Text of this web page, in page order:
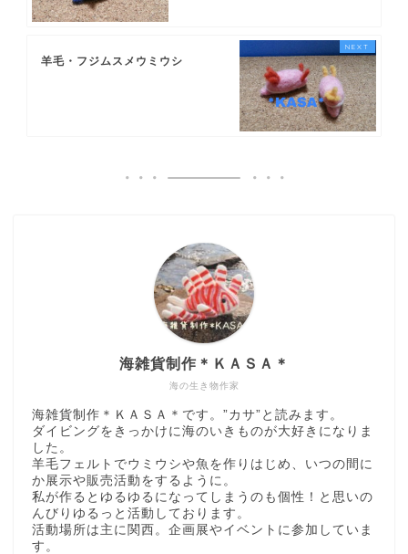
羊毛・フジムスメウミウシ
海の生き物作家
海雑貨制作＊ＫＡＳＡ＊
海雑貨制作＊ＫＡＳＡ＊です。”カサ”と読みます。
ダイビングをきっかけに海のいきものが大好きになりま
した。
羊毛フェルトでウミウシや魚を作りはじめ、いつの間に
か展示や販売活動をするように。
私が作るとゆるゆるになってしまうのも個性！と思いの
んびりゆるっと活動しております。
活動場所は主に関西。企画展やイベントに参加していま
す。